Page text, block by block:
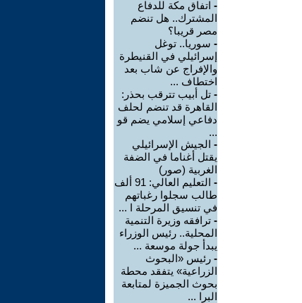
- اتفاق مكة للدفاع
المشترك.. هل تنضم
مصر قريبا؟
- سوريا.. توغل
إسرائيلي في القنيطرة
والإفراج عن شاب بعد
اختطاف ...
- تل أبيب تترقب بحذر:
القاهرة قد تنضم لحلف
دفاعي إسلامي يضم قو
...
- الجيش الإسرائيلي
يقتل أغناما في الضفة
الغربية (صور)
-
التعليم العالي: 91 ألف
طالب سجلوا رغباتهم
في تنسيق المرحلة ا ...
- ترافقه وزيرة التنمية
المحلية.. رئيس الوزراء
يبدأ جولة موسعة ...
- رئيس «البحوث
الزراعية» يتفقد محطة
بحوث الجميزة لمتابعة
البرا ...